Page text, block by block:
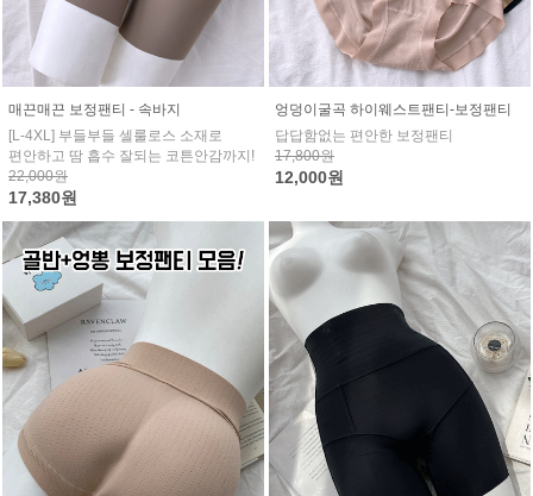
매끈매끈 보정팬티 - 속바지
[L-4XL] 부들부들 셀룰로스 소재로
편안하고 땀 흡수 잘되는 코튼안감까지!
22,000원
17,380원
엉덩이굴곡 하이웨스트팬티-보정팬티
답답함없는 편안한 보정팬티
17,800원
12,000원